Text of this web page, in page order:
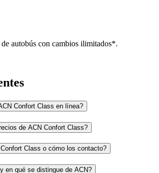
autobús con cambios ilimitados*.
Confort Class en línea?
de ACN Confort Class?
Class o cómo los contacto?
en qué se distingue de ACN?